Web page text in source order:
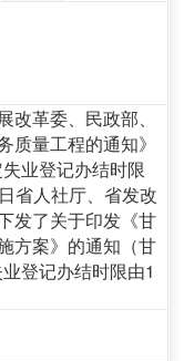
改革委、民政部、
质量工程的通知》
业登记办结时限
省人社厅、省发改
发了关于印发《甘
方案》的通知（甘
登记办结时限由1